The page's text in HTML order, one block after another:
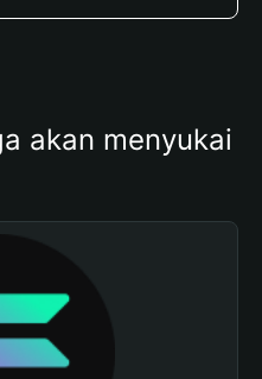
akan menyukai